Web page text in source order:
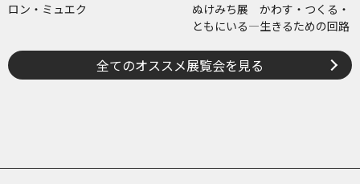
ロン・ミュエク
ぬけみち展 かわす・つくる・
ともにいる―生きるための回路
全てのオススメ展覧会を見る